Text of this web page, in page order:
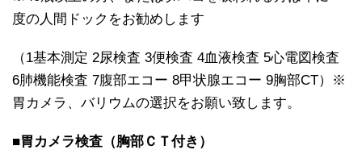
度の人間ドックをお勧めします
（1基本測定 2尿検査 3便検査 4血液検査 5心電図検査
6肺機能検査 7腹部エコー 8甲状腺エコー 9胸部CT）※
胃カメラ、バリウムの選択をお願い致します。
■胃カメラ検査（胸部ＣＴ付き）